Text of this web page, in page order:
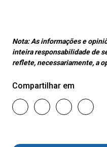
Nota:As informações e
inteira responsabilidade de
reflete, necessariamente, a
Compartilhar em